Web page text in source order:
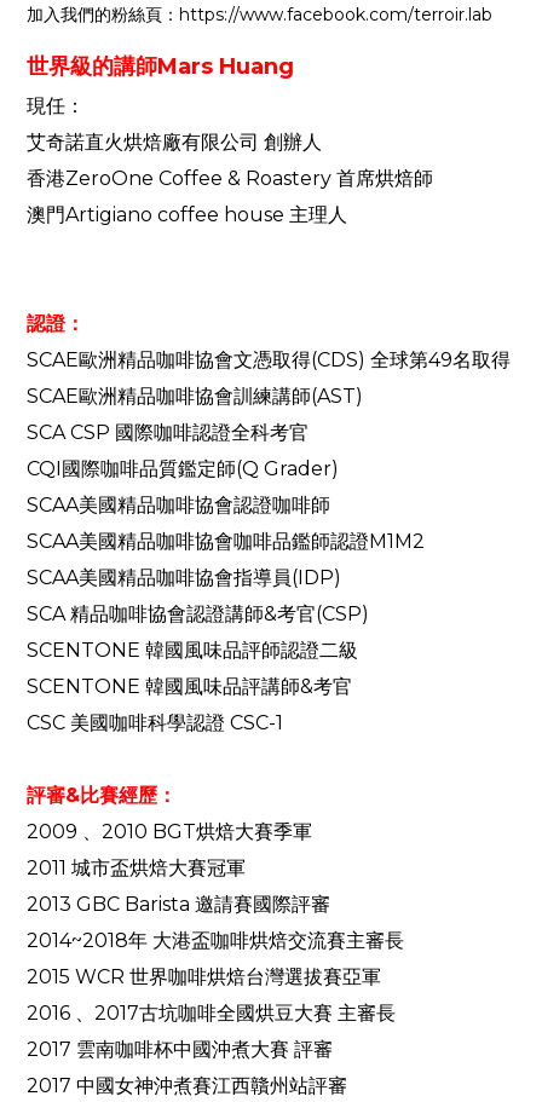
加入我們的粉絲頁：https://www.facebook.com/terroir.lab
世界級的講師Mars Huang
現任：
艾奇諾直火烘焙廠有限公司 創辦人
香港ZeroOne Coffee & Roastery 首席烘焙師
澳門Artigiano coffee house 主理人
認證：
SCAE歐洲精品咖啡協會文憑取得(CDS) 全球第49名取得
SCAE歐洲精品咖啡協會訓練講師(AST)
SCA CSP 國際咖啡認證全科考官
CQI國際咖啡品質鑑定師(Q Grader)
SCAA美國精品咖啡協會認證咖啡師
SCAA美國精品咖啡協會咖啡品鑑師認證M1M2
SCAA美國精品咖啡協會指導員(IDP)
SCA 精品咖啡協會認證講師&考官(CSP)
SCENTONE 韓國風味品評師認證二級
SCENTONE 韓國風味品評講師&考官
CSC 美國咖啡科學認證 CSC-1
評審&比賽經歷：
2009 、2010 BGT烘焙大賽季軍
2011 城市盃烘焙大賽冠軍
2013 GBC Barista 邀請賽國際評審
2014~2018年 大港盃咖啡烘焙交流賽主審長
2015 WCR 世界咖啡烘焙台灣選拔賽亞軍
2016 、2017古坑咖啡全國烘豆大賽 主審長
2017 雲南咖啡杯中國沖煮大賽 評審
2017 中國女神沖煮賽江西贛州站評審